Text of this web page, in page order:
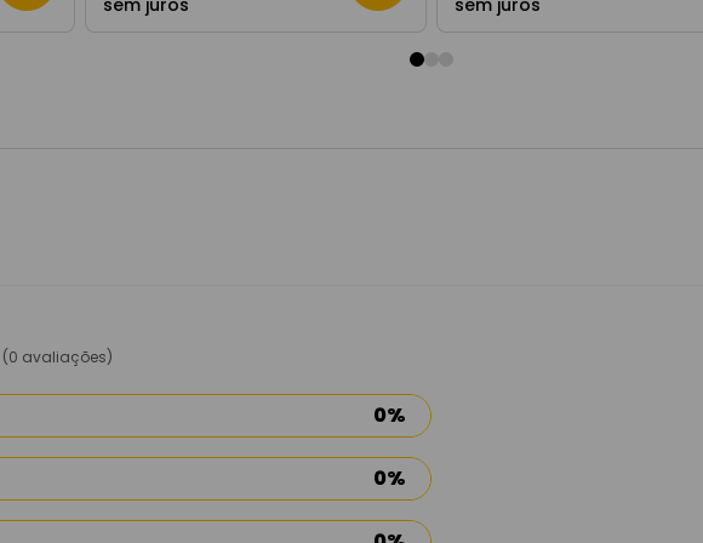
(0 avaliações)
0%
0%